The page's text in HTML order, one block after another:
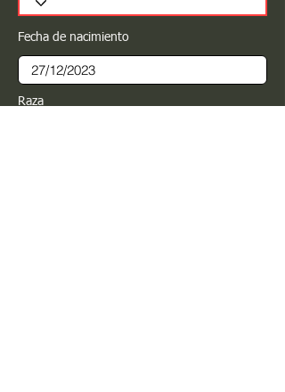
Fecha de nacimiento
Raza